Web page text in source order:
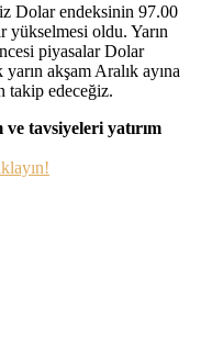
Dolar endeksinin 97.00
yükselmesi oldu. Yarın
piyasalar Dolar
akşam Aralık ayına
takip edeceğiz.
tavsiyeleri yatırım